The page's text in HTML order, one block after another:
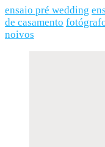
ensaio pré wedding
de casamento
noivos